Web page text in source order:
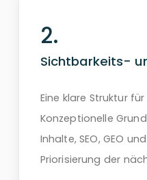
Sichtbarkeits-
Eine klare Struktur
Konzeptionelle
Inhalte, SEO, GEO
Priorisierung der